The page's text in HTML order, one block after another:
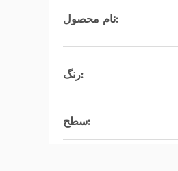
نام محصول:
رنگ:
سطح: